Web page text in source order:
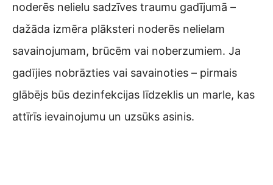
noderēs nelielu sadzīves traumu gadījumā –
dažāda izmēra plāksteri noderēs nelielam
savainojumam, brūcēm vai noberzumiem. Ja
gadījies nobrāzties vai savainoties – pirmais
glābējs būs dezinfekcijas līdzeklis un marle, kas
attīrīs ievainojumu un uzsūks asinis.